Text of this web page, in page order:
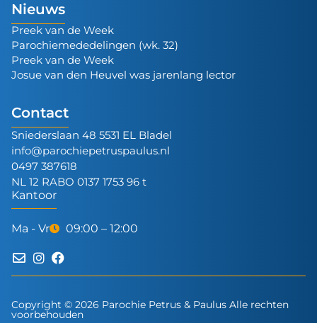
Nieuws
Preek van de Week
Parochiemededelingen (wk. 32)
Preek van de Week
Josue van den Heuvel was jarenlang lector
Contact
Sniederslaan 48 5531 EL Bladel
info@parochiepetruspaulus.nl
0497 387618
NL 12 RABO 0137 1753 96 t
Kantoor
Ma - Vr 09:00 – 12:00
Copyright © 2026 Parochie Petrus & Paulus Alle rechten
voorbehouden